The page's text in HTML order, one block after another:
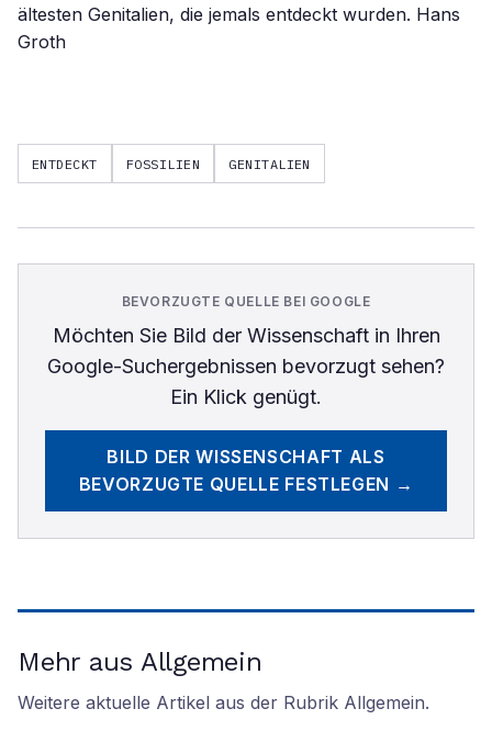
ältesten Genitalien, die jemals entdeckt wurden. Hans
Groth
ENTDECKT FOSSILIEN GENITALIEN
BEVORZUGTE QUELLE BEI GOOGLE
Möchten Sie Bild der Wissenschaftin Ihren
Google-Suchergebnissen bevorzugt sehen?
Ein Klick genügt.
BILD DER WISSENSCHAFT ALS
BEVORZUGTE QUELLE FESTLEGEN →
Mehr aus Allgemein
Weitere aktuelle Artikel aus der Rubrik Allgemein.